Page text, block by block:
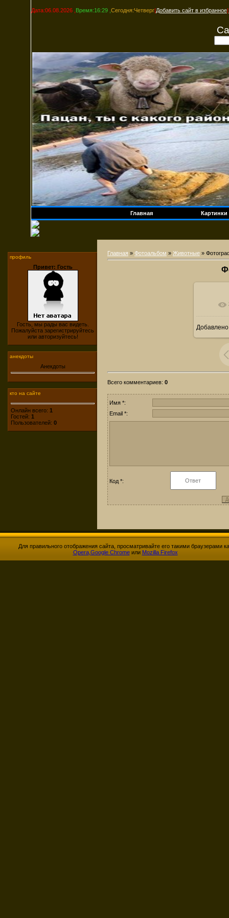
Дата:06.08.2026 , Время:16:29 , Сегодня:Четверг|Добавить сайт в избранное|
Главная Картинки
профиль
Привет: Гость
Гость, мы рады вас видеть.
Пожалуйста зарегистрируйтесь
или авторизуйтесь!
анекдоты
Анекдоты
кто на сайте
Онлайн всего: 1
Гостей: 1
Пользователей: 0
Главная » Фотоальбом » Животные »
Добавлено
Всего комментариев: 0
Имя *:
Email *:
Код *:
Для правильного отображения сайта, просматривайте его такими браузерами
Opera, Google Chromeили Mozilla Firefox